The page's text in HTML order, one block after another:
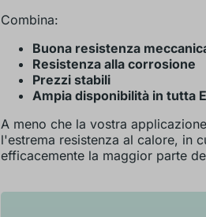
Combina:
Buona resistenza
Resistenza alla corrosione
Prezzi stabili
Ampia disponibilità in tutta
A meno che la vostra
l'estrema resistenza al calore, in
efficacemente la maggior parte